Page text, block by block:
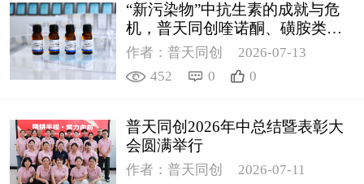
“新污染物”中抗生素的成就与危
机，普天同创喹诺酮、磺胺类质
控新品筑牢环境安全防线
作者：普天同创
2026-07-13
452
0 0
普天同创2026年中总结暨表彰大
会圆满举行
作者：普天同创
2026-07-11